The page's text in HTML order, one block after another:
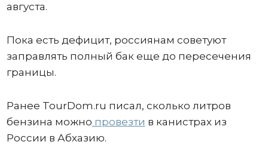
августа.
Пока есть дефицит, россиянам советуют
заправлять полный бак еще до пересечения
границы.
Ранее TourDom.ru писал, сколько литров
бензина можно провезти в канистрах из
России в Абхазию.